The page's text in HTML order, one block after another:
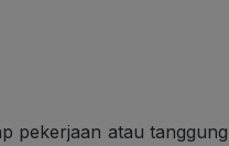
pekerjaan atau tanggung